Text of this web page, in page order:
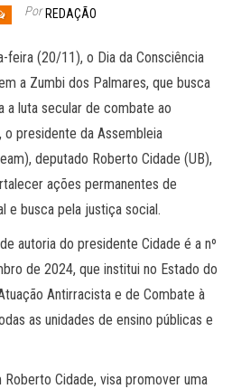
Por REDAÇÃO
feira (20/11), o Dia da Consciência
a Zumbi dos Palmares, que busca
a luta secular de combate ao
presidente da Assembleia
deputado Roberto Cidade (UB),
ações permanentes de
e busca pela justiça social.
autoria do presidente Cidade é a nº
de 2024, que institui no Estado do
Antirracista e de Combate à
as unidades de ensino públicas e
Cidade, visa promover uma